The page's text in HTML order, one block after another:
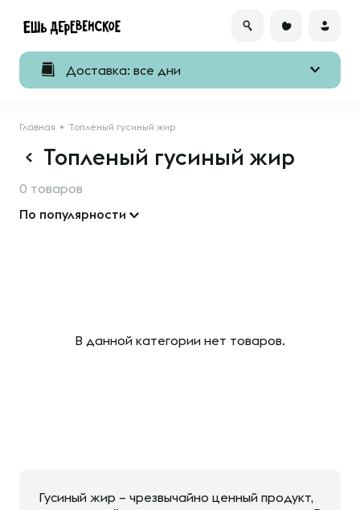
Доставка: все дни
Главная Топленый гусиный жир
Топленый гусиный жир
0 товаров
По популярности
В данной категории нет товаров.
Гусиный жир – чрезвычайно ценный продукт,